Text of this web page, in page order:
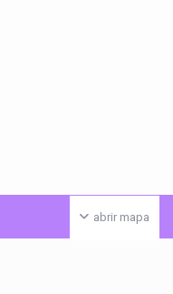
abrir mapa